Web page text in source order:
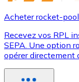
Acheter rocket-
Recevez vos RPL
SEPA. Une option
opérer directement